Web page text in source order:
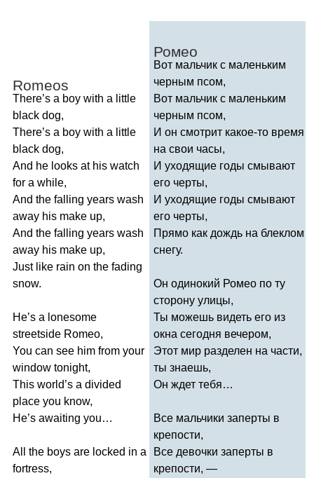
Romeos
There’s a boy with a little
black dog,
There’s a boy with a little
black dog,
And he looks at his watch
for a while,
And the falling years wash
away his make up,
And the falling years wash
away his make up,
Just like rain on the fading
snow.
He’s a lonesome
streetside Romeo,
You can see him from your
window tonight,
This world’s a divided
place you know,
He’s awaiting you…
All the boys are locked in a
fortress,
Ромео
Вот мальчик с маленьким
черным псом,
Вот мальчик с маленьким
черным псом,
И он смотрит какое-то время
на свои часы,
И уходящие годы смывают
его черты,
И уходящие годы смывают
его черты,
Прямо как дождь на блеклом
снегу.
Он одинокий Ромео по ту
сторону улицы,
Ты можешь видеть его из
окна сегодня вечером,
Этот мир разделен на части,
ты знаешь,
Он ждет тебя…
Все мальчики заперты в
крепости,
Все девочки заперты в
крепости, ―